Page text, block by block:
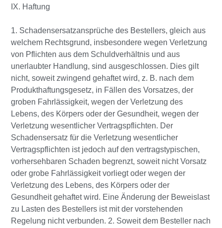
IX. Haftung
1. Schadensersatzansprüche des Bestellers, gleich aus
welchem Rechtsgrund, insbesondere wegen Verletzung
von Pflichten aus dem Schuldverhältnis und aus
unerlaubter Handlung, sind ausgeschlossen. Dies gilt
nicht, soweit zwingend gehaftet wird, z. B. nach dem
Produkthaftungsgesetz, in Fällen des Vorsatzes, der
groben Fahrlässigkeit, wegen der Verletzung des
Lebens, des Körpers oder der Gesundheit, wegen der
Verletzung wesentlicher Vertragspflichten. Der
Schadensersatz für die Verletzung wesentlicher
Vertragspflichten ist jedoch auf den vertragstypischen,
vorhersehbaren Schaden begrenzt, soweit nicht Vorsatz
oder grobe Fahrlässigkeit vorliegt oder wegen der
Verletzung des Lebens, des Körpers oder der
Gesundheit gehaftet wird. Eine Änderung der Beweislast
zu Lasten des Bestellers ist mit der vorstehenden
Regelung nicht verbunden. 2. Soweit dem Besteller nach